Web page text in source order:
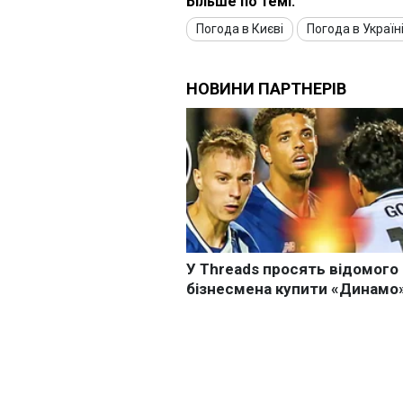
Погода в Києві Погода в Україні